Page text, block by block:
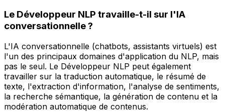
Le Développeur NLP travaille-t-il sur l'IA
conversationnelle ?
L'IA conversationnelle (chatbots, assistants virtuels) est
l'un des principaux domaines d'application du NLP, mais
pas le seul. Le Développeur NLP peut également
travailler sur la traduction automatique, le résumé de
texte, l'extraction d'information, l'analyse de sentiments,
la recherche sémantique, la génération de contenu et la
modération automatique de contenus.